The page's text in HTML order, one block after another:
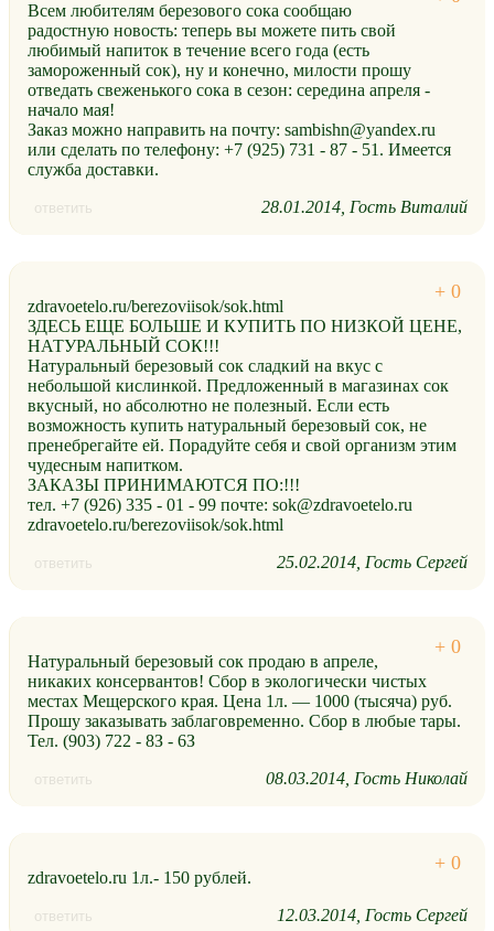
​Всем любителям березового сока сообщаю
радостную новость: теперь вы можете пить свой
любимый напиток в течение всего года (есть
замороженный сок), ну и конечно, милости прошу
отведать свеженького сока в сезон: середина апреля -
начало мая!
Заказ можно направить на почту: sambishn@yandex.ru
или сделать по телефону: +7 (925) 731 - 87 - 51. Имеется
служба доставки.
ответить 28.01.2014 Гость Виталий
zdravoetelo.ru/berezoviisok/sok.html
ЗДЕСЬ ЕЩЕ БОЛЬШЕ И КУПИТЬ ПО НИЗКОЙ ЦЕНЕ,
НАТУРАЛЬНЫЙ СОК!!!
Натуральный березовый сок сладкий на вкус с
небольшой кислинкой. Предложенный в магазинах сок
вкусный, но абсолютно не полезный. Если есть
возможность купить натуральный березовый сок, не
пренебрегайте ей. Порадуйте себя и свой организм этим
чудесным напитком.
ЗАКАЗЫ ПРИНИМАЮТСЯ ПО:!!!
тел. +7 (926) 335 - 01 - 99 почте: sok@zdravoetelo.ru
zdravoetelo.ru/berezoviisok/sok.html
ответить 25.02.2014 Гость Сергей
Натуральный березовый сок продаю в апреле,
никаких консервантов! Сбор в экологически чистых
местах Мещерского края. Цена 1л. — 1000 (тысяча) руб.
Прошу заказывать заблаговременно. Сбор в любые тары.
Тел. (903) 722 - 8З - 6З
ответить 08.03.2014 Гость Николай
zdravoetelo.ru 1л.- 150 рублей.
ответить 12.03.2014 Гость Сергей